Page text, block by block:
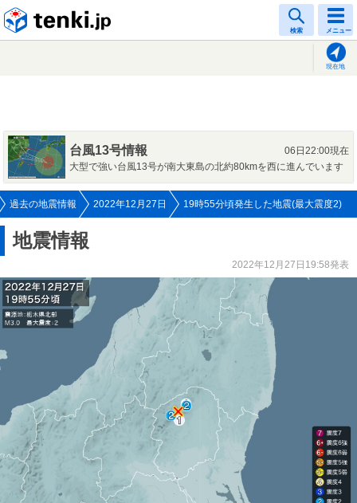
検索 メニュー
現在地
台風13号情報
06日22:00現在
大型で強い台風13号が南大東島の北約80kmを西に進んでいます
過去の地震情報 2022年12月27日 19時55分頃発生した地震(最大震度2)
地震情報
2022年12月27日19:58発表